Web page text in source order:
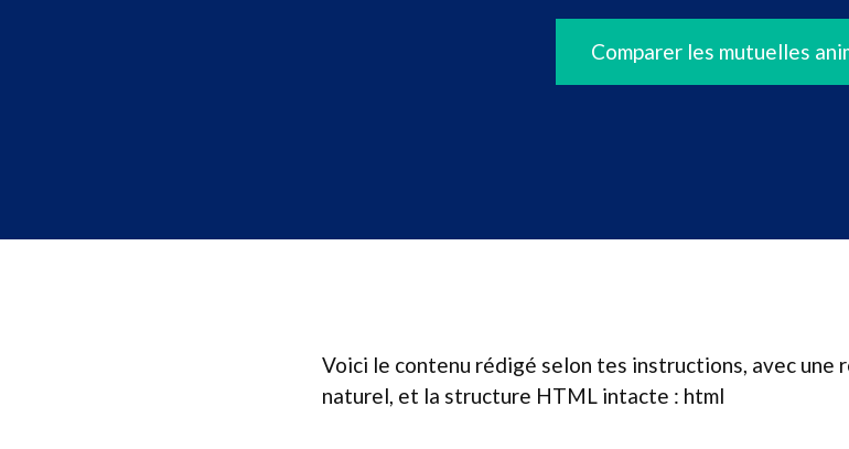
Comparer les mutuelles
Voici le contenu rédigé selon tes instructions, avec une
naturel, et la structure HTML intacte : html